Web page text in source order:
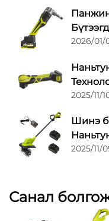
2026/01/
2025/11/
Шинэ
2025/11/
Санал